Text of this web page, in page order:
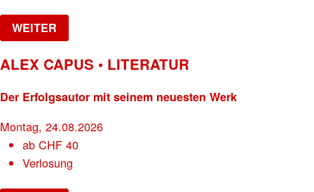
WEITER
ALEX CAPUS • LITERATUR
Der Erfolgsautor mit seinem neuesten Werk
Montag, 24.08.2026
abCHF 40
Verlosung